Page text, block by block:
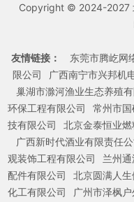
Copyright © 2024-2027
友情链接：
东莞市腾屹网
限公司
广西南宁市兴邦机
巢湖市滁河渔业生态养殖
环保工程有限公司
常州市
技有限公司
北京金泰恒业燃
广西新时代酒业有限责任
观装饰工程有限公司
兰州
配件有限公司
北京圆满人
化工有限公司
广州市泽枫